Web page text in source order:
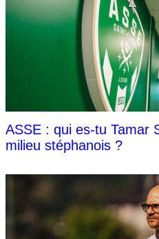
ASSE : qui es-tu Tamar
milieu stéphanois ?